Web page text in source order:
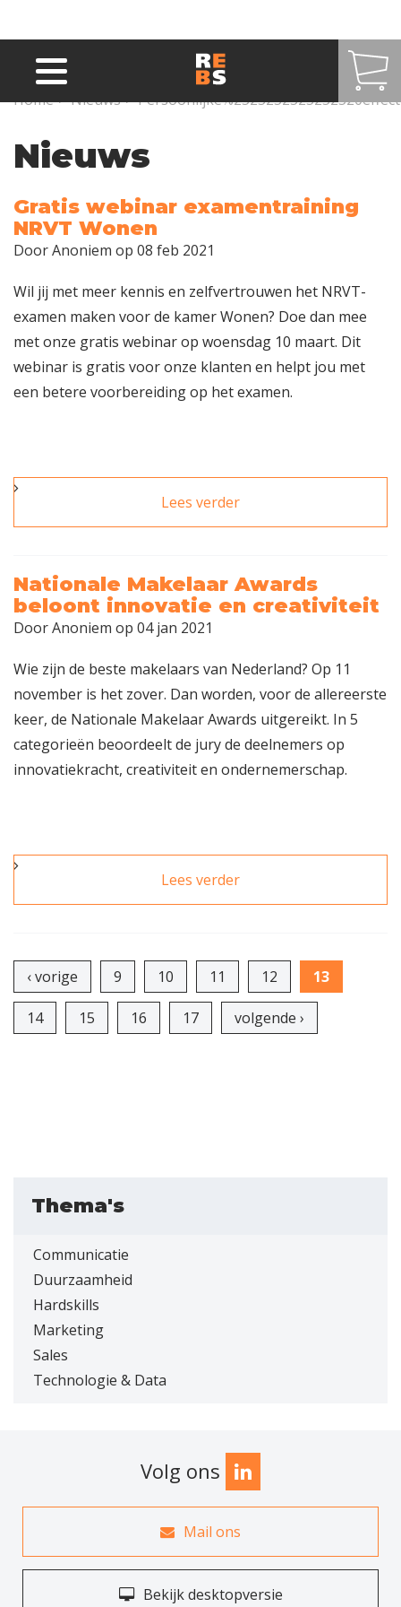
Home > Nieuws >
Nieuws
Gratis webinar examentraining
NRVT Wonen
DoorAnoniem op 08 feb 2021
Wil jij met meer kennis en zelfvertrouwen het NRVT-
examen maken voor de kamer Wonen? Doe dan mee
met onze gratis webinar op woensdag 10 maart. Dit
webinar is gratis voor onze klanten en helpt jou met
een betere voorbereiding op het examen.
Lees verder
examentraining
Nationale Makelaar Awards
beloont innovatie en creativiteit
DoorAnoniem op 04 jan 2021
Wie zijn de beste makelaars van Nederland? Op 11
november is het zover. Dan worden, voor de allereerste
keer, de Nationale Makelaar Awards uitgereikt. In 5
categorieën beoordeelt de jury de deelnemers op
innovatiekracht, creativiteit en ondernemerschap.
Lees verder
Makelaar Awards
‹ vorige 9 10 11 12 13
14 15 16 17 volgende ›
Thema's
Communicatie
Duurzaamheid
Hardskills
Marketing
Sales
Technologie & Data
Volg ons
Mail ons
Bekijk desktopversie